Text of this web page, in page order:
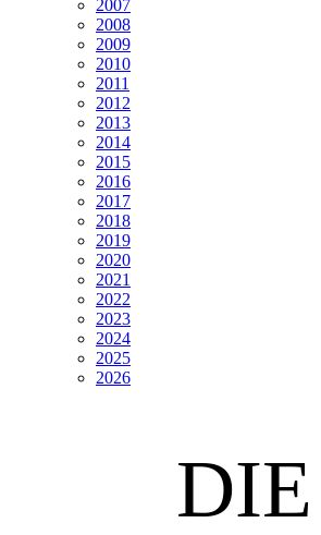
2007
2008
2009
2010
2011
2012
2013
2014
2015
2016
2017
2018
2019
2020
2021
2022
2023
2024
2025
2026
DIE